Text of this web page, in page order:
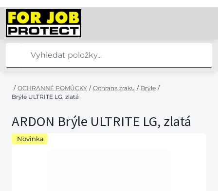
/ OCHRANNÉ POMŮCKY / Ochrana zraku / Brýle /
Brýle ULTRITE LG, zlatá
ARDON Brýle ULTRITE LG, zlatá
Novinka